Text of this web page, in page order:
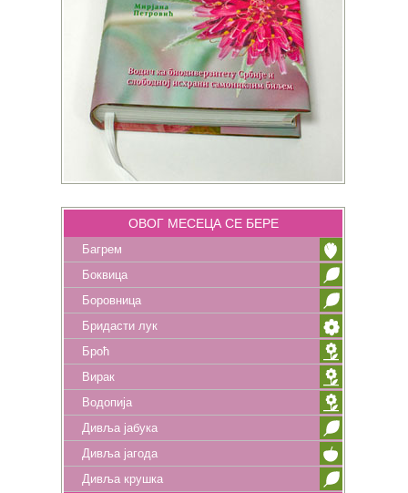
ОВОГ МЕСЕЦА СЕ БЕРЕ
Багрем
Боквица
Боровница
Бридасти лук
Броћ
Вирак
Водопија
Дивља јабука
Дивља јагода
Дивља крушка